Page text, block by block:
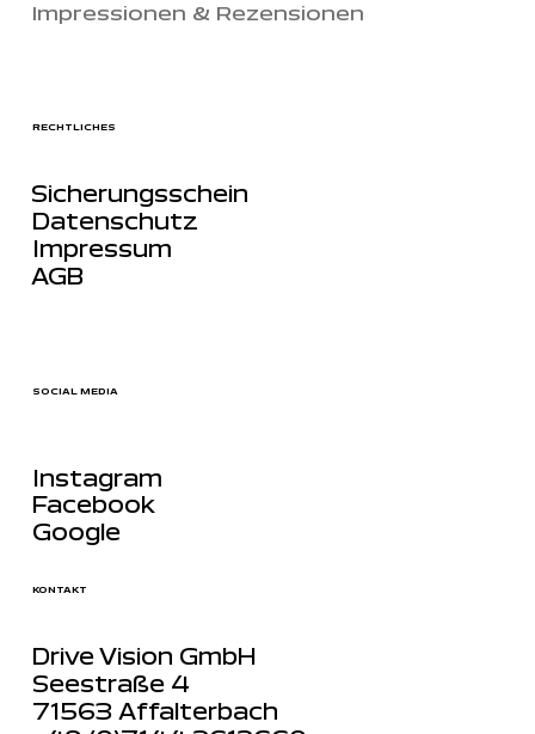
Impressionen & Rezensionen
RECHTLICHES
Sicherungsschein
Datenschutz
Impressum
AGB
SOCIAL MEDIA
Instagram
Facebook
Google
KONTAKT
Drive Vision GmbH
Seestraße 4
71563 Affalterbach